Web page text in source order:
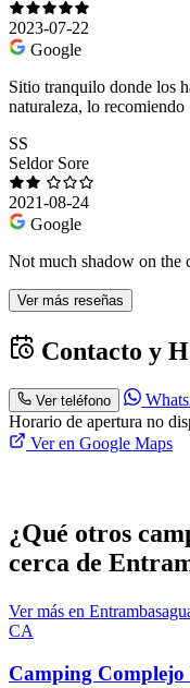
2023-07-22
Google
Sitio tranquilo donde los
naturaleza, lo recomiendo
SS
Seldor Sore
2021-08-24
Google
Not much shadow on the
Ver más reseñas
Contacto y
Ver teléfono
Horario de apertura no
Ver en Google Maps
¿Qué otros
cerca de
Ver más en
CA
Camping Complejo